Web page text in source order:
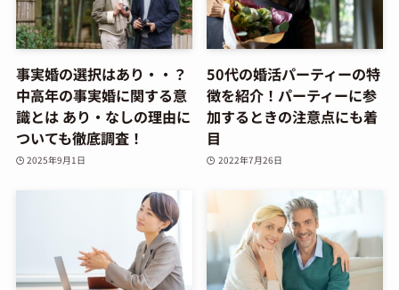
事実婚の選択はあり・・？
中高年の事実婚に関する意
識とは あり・なしの理由に
ついても徹底調査！
2025年9月1日
50代の婚活パーティーの特
徴を紹介！パーティーに参
加するときの注意点にも着
目
2022年7月26日